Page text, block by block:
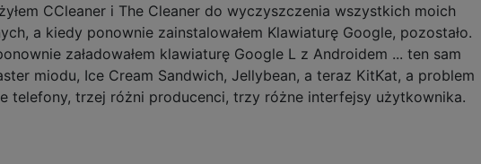
CCleaner i The Cleaner do wyczyszczenia wszystkich moich
a kiedy ponownie zainstalowałem Klawiaturę Google, pozostało.
załadowałem klawiaturę Google L z Androidem ... ten sam
miodu, Ice Cream Sandwich, Jellybean, a teraz KitKat, a problem
telefony, trzej różni producenci, trzy różne interfejsy użytkownika.